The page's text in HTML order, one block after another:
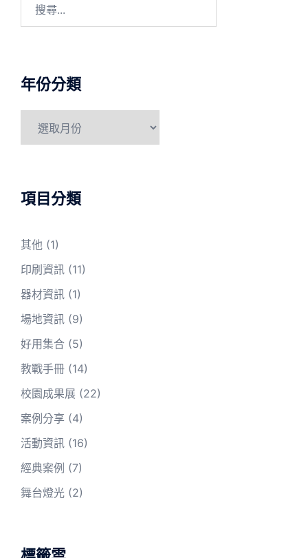
年份分類
項目分類
其他 (1)
印刷資訊 (11)
器材資訊 (1)
場地資訊 (9)
好用集合 (5)
教戰手冊 (14)
校園成果展 (22)
案例分享 (4)
活動資訊 (16)
經典案例 (7)
舞台燈光 (2)